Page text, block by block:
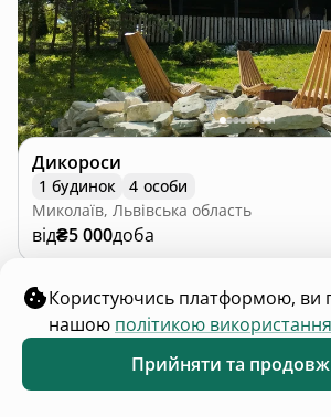
Дикороси
1 будинок
4 особи
Миколаїв, Львівська область
від₴5 000доба
Всі категорії
Користуючись платформою, ви
нашою політикою
Прийняти та
Каталог